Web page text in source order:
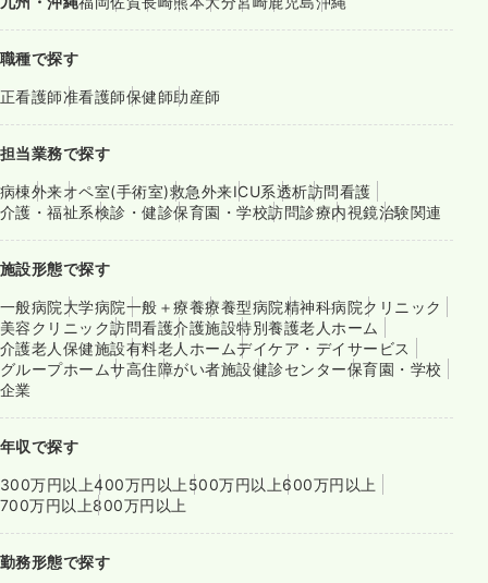
職種で探す
正看護師准看護師保健師助産師
担当業務で探す
病棟外来オペ室(手術室)救急外来ICU系透析訪問看護
介護・福祉系検診・健診保育園・学校訪問診療内視鏡治験関連
施設形態で探す
一般病院大学病院一般＋療養療養型病院精神科病院クリニック
美容クリニック訪問看護介護施設特別養護老人ホーム
介護老人保健施設有料老人ホームデイケア・デイサービス
グループホームサ高住障がい者施設健診センター保育園・学校
企業
年収で探す
300万円以上400万円以上 500万円以上600万円以上
700万円以上800万円以上
勤務形態で探す